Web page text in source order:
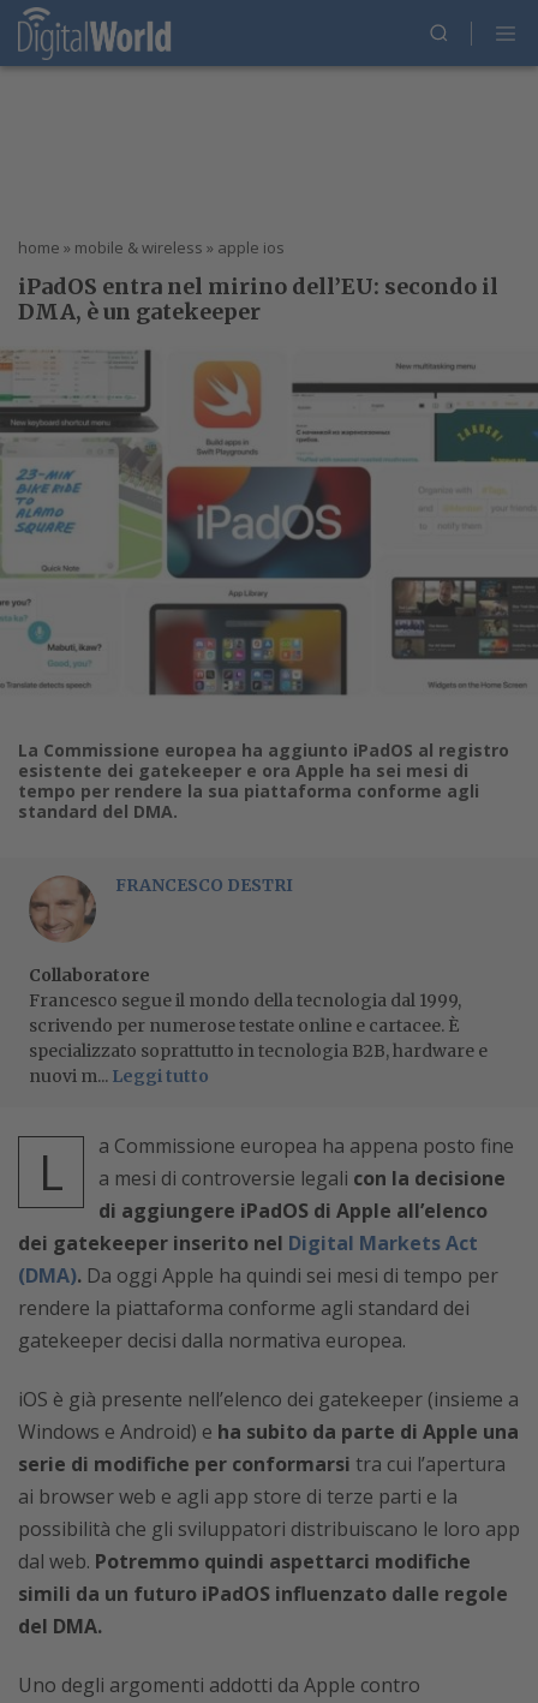
home » mobile & wireless » apple ios
iPadOS entra nel mirino dell’EU: secondo il
DMA, è un gatekeeper
La Commissione europea ha aggiunto iPadOS al registro
esistente dei gatekeeper e ora Apple ha sei mesi di
tempo per rendere la sua piattaforma conforme agli
standard del DMA.
FRANCESCO DESTRI
Collaboratore
Francesco segue il mondo della tecnologia dal 1999,
scrivendo per numerose testate online e cartacee. È
specializzato soprattutto in tecnologia B2B, hardware e
nuovi m... Leggi tutto
L
a Commissione europea ha appena posto fine
a mesi di controversie legali con la decisione
di aggiungere iPadOS di Apple all’elenco
dei gatekeeper inserito nel Digital Markets Act
(DMA). Da oggi Apple ha quindi sei mesi di tempo per
rendere la piattaforma conforme agli standard dei
gatekeeper decisi dalla normativa europea.
iOS è già presente nell’elenco dei gatekeeper (insieme a
Windows e Android) e ha subito da parte di Apple una
serie di modifiche per conformarsi tra cui l’apertura
ai browser web e agli app store di terze parti e la
possibilità che gli sviluppatori distribuiscano le loro app
dal web. Potremmo quindi aspettarci modifiche
simili da un futuro iPadOS influenzato dalle regole
del DMA.
Uno degli argomenti addotti da Apple contro